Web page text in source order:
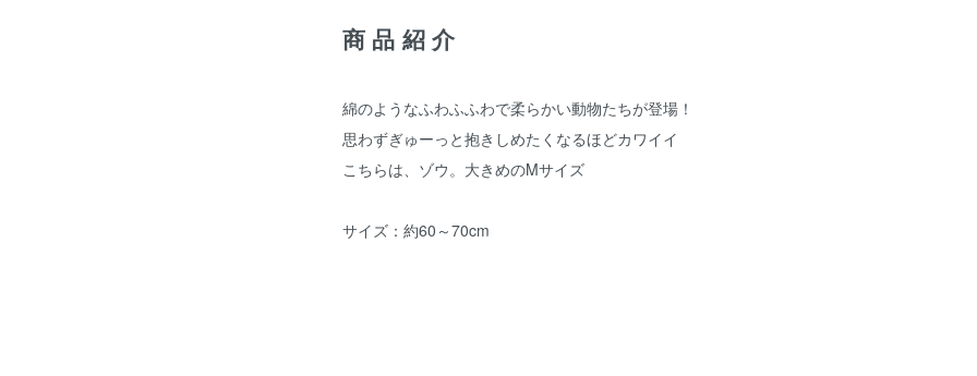
商品紹介
綿のようなふわふふわで柔らかい動物たちが登場！
思わずぎゅーっと抱きしめたくなるほどカワイイ
こちらは、ゾウ。大きめのMサイズ
サイズ：約60～70cm